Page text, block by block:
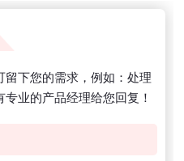
留下您的需求，例如：处理
业的产品经理给您回复！